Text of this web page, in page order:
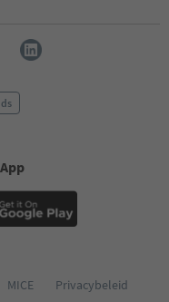
MICE
Privacybeleid